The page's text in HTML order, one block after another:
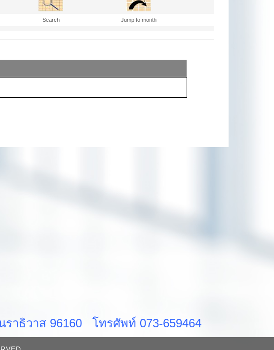
Search Jump to month
าธิวาส 96160 โทรศัพท์ 073-659464